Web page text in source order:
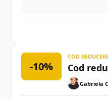
-10%
COD
Cod
Gabriela